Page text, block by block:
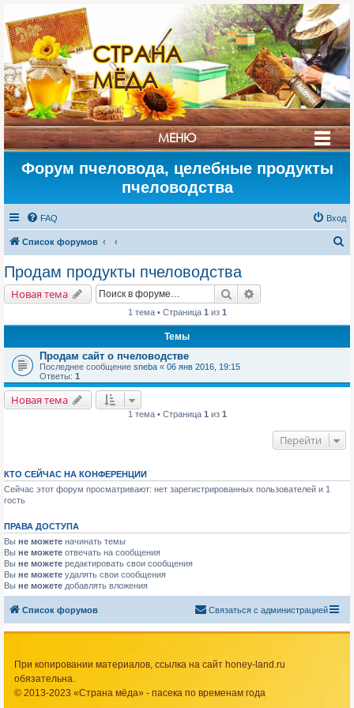
СТРАНА
МЁДА
МЕНЮ
Форум пчеловода, целебные продукты
пчеловодства
FAQ Вход
Список форумов
Продам продукты пчеловодства
Новая тема Поиск
1 тема • Страница 1 из 1
Темы
Продам сайт о пчеловодстве
Последнее сообщение sneba « 06 янв 2016, 19:15
Ответы: 1
Новая тема
1 тема • Страница 1 из 1
Перейти
КТО СЕЙЧАС НА КОНФЕРЕНЦИИ
Сейчас этот форум просматривают: нет зарегистрированных пользователей и 1
гость
ПРАВА ДОСТУПА
Вы не можете начинать темы
Вы не можете отвечать на сообщения
Вы не можете редактировать свои сообщения
Вы не можете удалять свои сообщения
Вы не можете добавлять вложения
Список форумов Связаться с администрацией
При копировании материалов, ссылка на сайт honey-land.ru
обязательна.
© 2013-2023 «Страна мёда» - пасека по временам года